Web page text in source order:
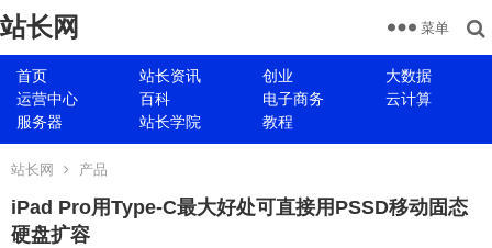
站长网
首页 站长资讯 创业
大数据
运营中心
百科 电子商务
云计算
服务器
站长学院 教程
菜单
站长网 产品
iPad Pro用Type-C最大好处可直接用PSSD移动固态
硬盘扩容